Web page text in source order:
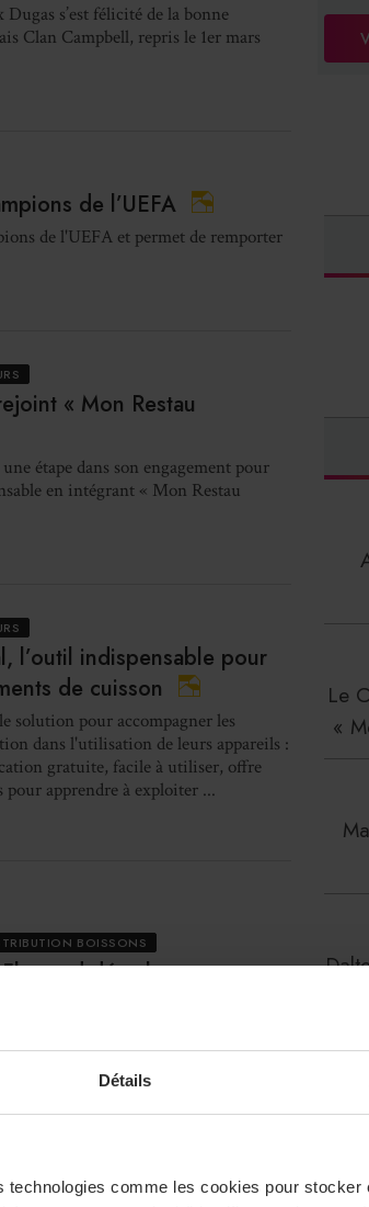
Détails
comme les cookies pour stocker
s’est félicité de la bonne
Clan Campbell, repris le 1er mars
de l’UEFA
de l'UEFA et permet de remporter
« Mon Restau
étape dans son engagement pour
en intégrant « Mon Restau
l’outil indispensable pour
de cuisson
solution pour accompagner les
dans l'utilisation de leurs appareils :
gratuite, facile à utiliser, offre
apprendre à exploiter ...
BOISSONS
décarbone ses
empreinte carbone.
Le
«